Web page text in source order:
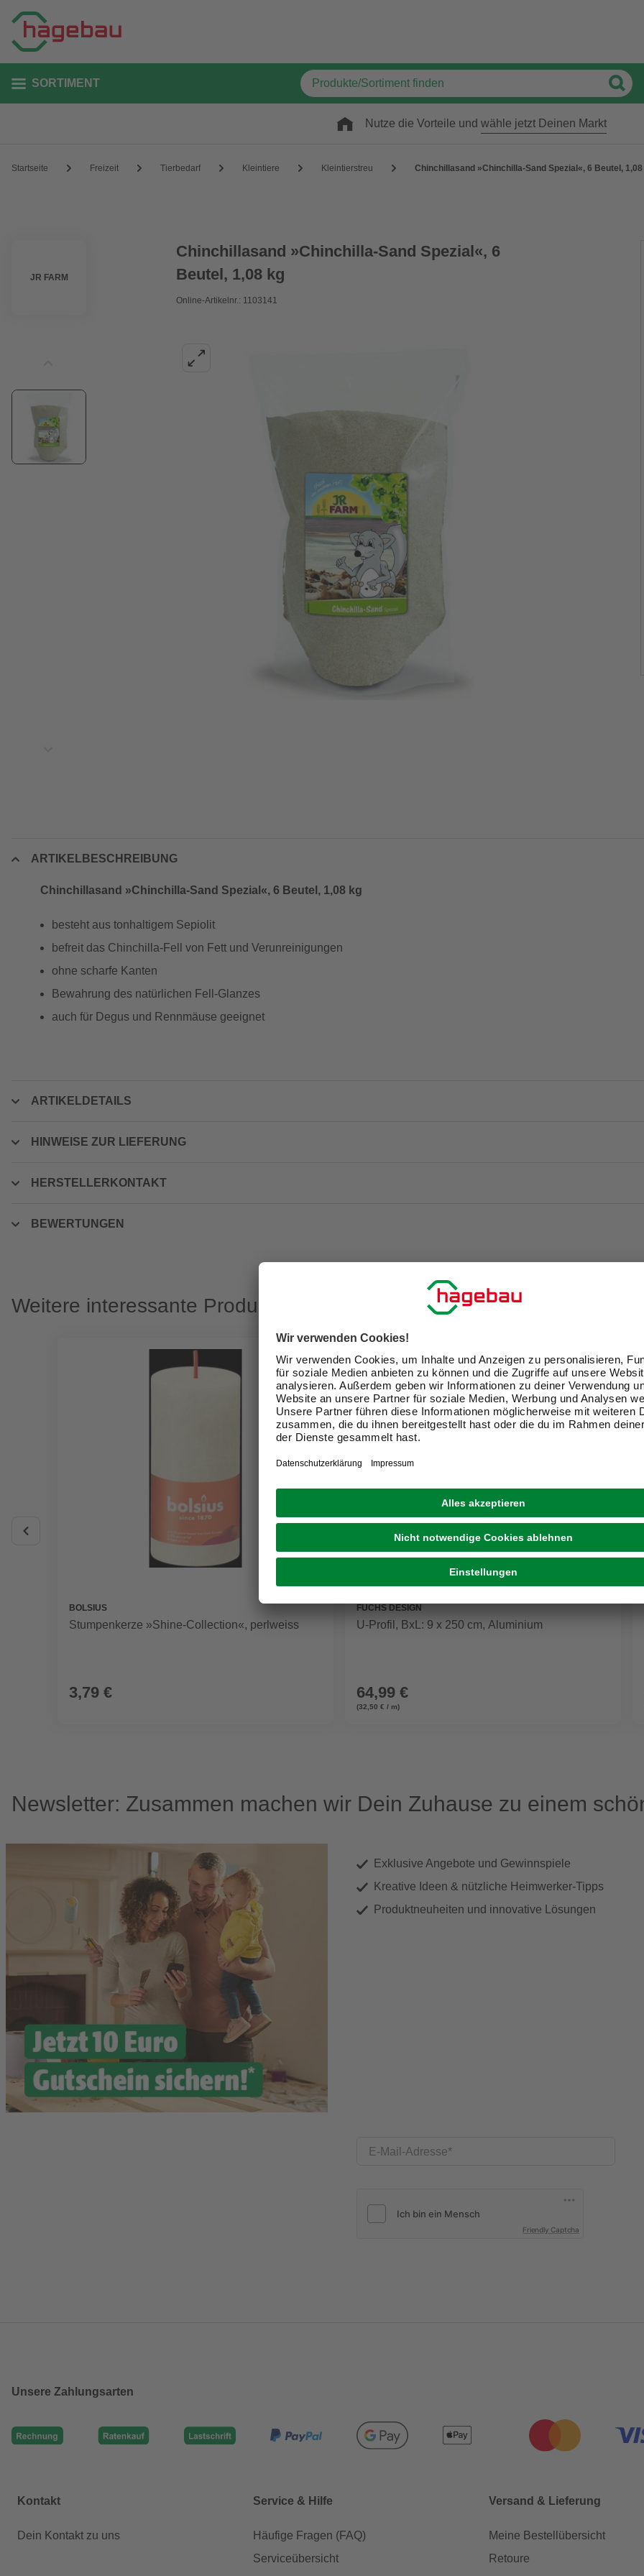
SORTIMENT
Nutze die Vorteile und wähle jetzt Deinen Markt
Startseite Freizeit Tierbedarf Kleintiere Kleintierstreu Chinchillasand »Chinchilla-Sand Spezial«, 6 Beutel,
JR FARM
Chinchillasand »Chinchilla-Sand Spezial«, 6
Beutel, 1,08 kg
Online-Artikelnr.: 1103141
ARTIKELBESCHREIBUNG
Chinchillasand »Chinchilla-Sand Spezial«, 6 Beutel, 1,08 kg
besteht aus tonhaltigem Sepiolit
befreit das Chinchilla-Fell von Fett und Verunreinigungen
ohne scharfe Kanten
Bewahrung des natürlichen Fell-Glanzes
auch für Degus und Rennmäuse geeignet
ARTIKELDETAILS
HINWEISE ZUR LIEFERUNG
HERSTELLERKONTAKT
BEWERTUNGEN
Weitere interessante Produkte
BOLSIUS
Stumpenkerze »Shine-Collection«, perlweiss
3,79 €
FUCHS DESIGN
U-Profil, BxL: 9 x 250 cm, Aluminium
64,99 €
(32,50 € / m)
Newsletter: Zusammen machen wir Dein Zuhause zu einem
Exklusive Angebote und Gewinnspiele
Kreative Ideen & nützliche Heimwerker-Tipps
Produktneuheiten und innovative Lösungen
E-Mail-Adresse
Friendly Captcha
Unsere Zahlungsarten
Kontakt
Dein Kontakt zu uns
Service & Hilfe
Häufige Fragen (FAQ)
Serviceübersicht
Versand & Lieferung
Meine Bestellübersicht
Retoure